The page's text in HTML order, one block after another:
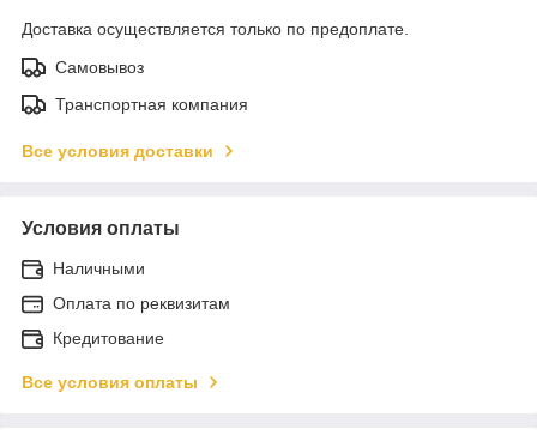
Доставка осуществляется только по предоплате.
Самовывоз
Транспортная компания
Все условия доставки
Условия оплаты
Наличными
Оплата по реквизитам
Кредитование
Все условия оплаты